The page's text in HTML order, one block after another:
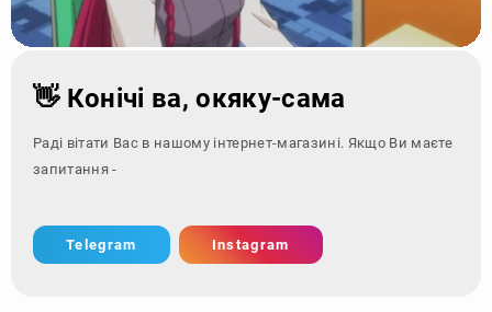
👋 Конічі ва, окяку-сама
Раді вітати Вас в нашому інтернет-магазині. Якщо Ви маєте
запитання - зверніться з
Telegram Instagram